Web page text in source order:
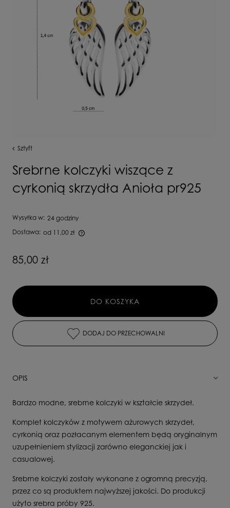
Sztyft
Srebrne kolczyki wiszące z
cyrkonią skrzydła Anioła pr925
Wysyłka w: 24 godziny
Dostawa: od 11,00 zł
85,00 zł
DO KOSZYKA
DODAJ DO PRZECHOWALNI
OPIS
Bardzo modne, srebrne kolczyki w kształcie skrzydeł.
Komplet kolczyków z motywem ażurowych skrzydeł,
cyrkonią oraz pozłacanym elementem będą oryginalnym
uzupełnieniem stylizacji zarówno eleganckiej jak i
casualowej.
Srebrne kolczyki zostały wykonane z ogromną precyzją,
przez co są produktem najwyższej jakości. Do produkcji
użyto srebra próby 925.